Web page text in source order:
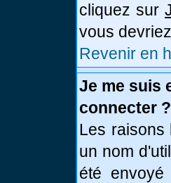
cliquez sur
vous
Revenir en
Je me suis
connecter
Les raisons
un nom
été